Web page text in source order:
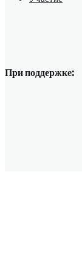
При поддержке: